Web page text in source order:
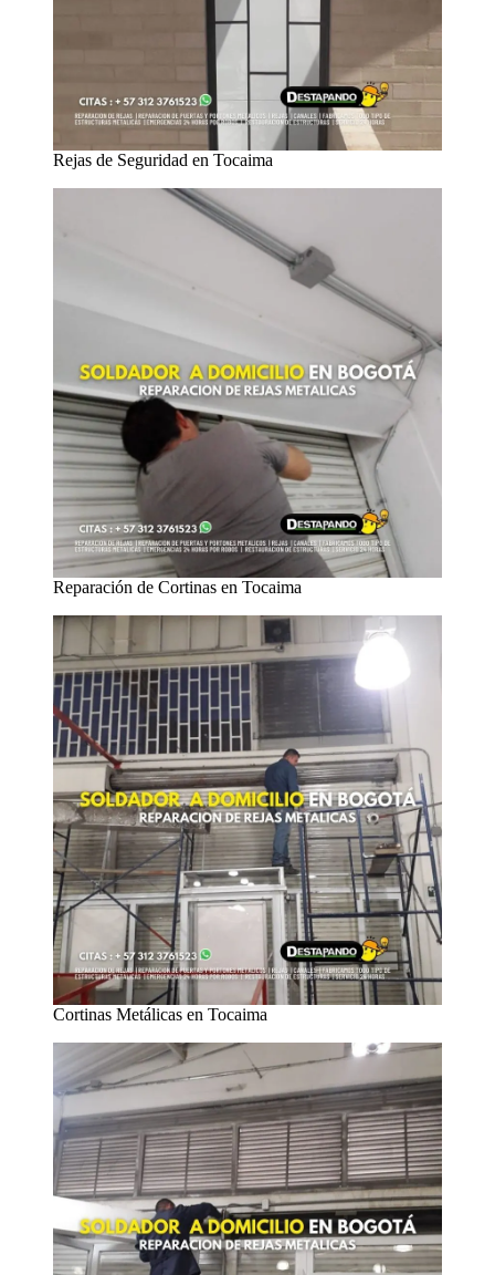
Rejas de Seguridad en Tocaima
Reparación de Cortinas en Tocaima
Cortinas Metálicas en Tocaima